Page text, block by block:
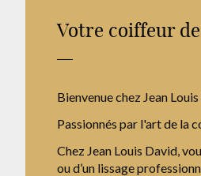
Votre coiffeur
Bienvenue chez Jean
Passionnés par l'art de la
Chez Jean Louis David,
ou d’un lissage